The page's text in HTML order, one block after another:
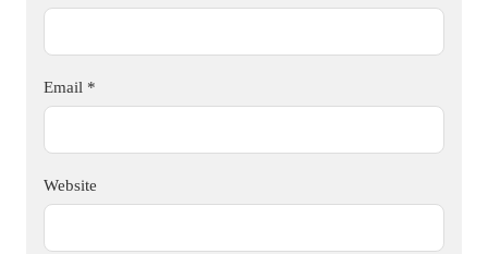
Email *
Website